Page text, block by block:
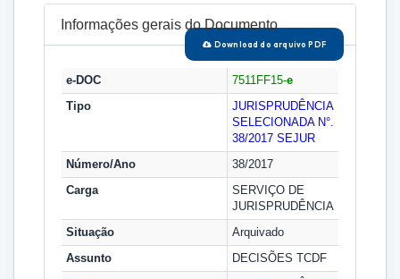
Informações gerais do Documento
Download do arquivo PDF
e-DOC 7511FF15-e
Tipo
JURISPRUDÊNCIA
SELECIONADA N°.
38/2017 SEJUR
Número/Ano
38/2017
Carga
SERVIÇO DE
JURISPRUDÊNCIA
Situação
Arquivado
Assunto
DECISÕES TCDF